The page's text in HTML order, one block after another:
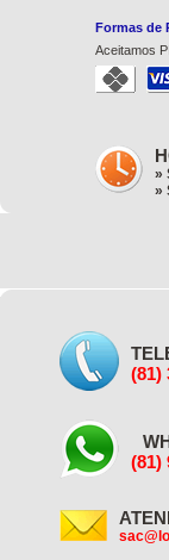
Formas de
Aceitamos
»
»
(81)
(81)